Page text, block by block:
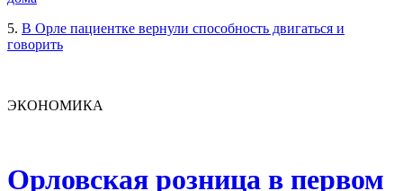
5. В Орле пациентке вернули способность двигаться и
говорить
ЭКОНОМИКА
Орловская розница в первом